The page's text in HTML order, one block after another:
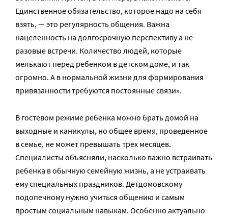
Единственное обязательство, которое надо на себя
взять, — это регулярность общения. Важна
нацеленность на долгосрочную перспективу а не
разовые встречи. Количество людей, которые
мелькают перед ребенком в детском доме, и так
огромно. А в нормальной жизни для формирования
привязанности требуются постоянные связи».
В гостевом режиме ребенка можно брать домой на
выходные и каникулы, но общее время, проведенное
в семье, не может превышать трех месяцев.
Специалисты объясняли, насколько важно встраивать
ребенка в обычную семейную жизнь, а не устраивать
ему специальных праздников. Детдомовскому
подопечному нужно учиться общению и самым
простым социальным навыкам. Особенно актуально